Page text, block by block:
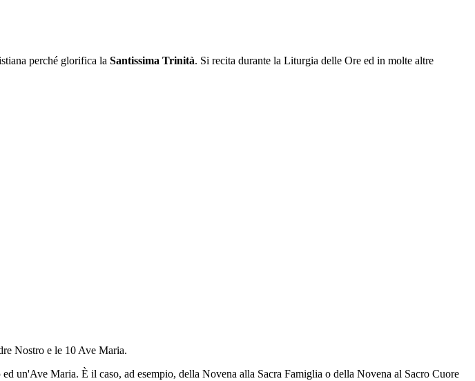
perché glorifica la Santissima Trinità. Si recita durante la Liturgia delle Ore ed in molte altre
Nostro e le 10 Ave Maria.
un'Ave Maria. È il caso, ad esempio, della Novena alla Sacra Famiglia o della Novena al Sacro Cuore